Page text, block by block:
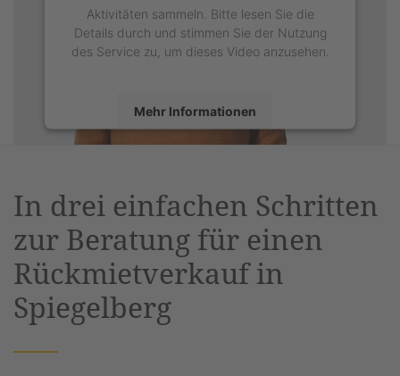
Aktivitäten sammeln. Bitte lesen Sie die
Details durch und stimmen Sie der Nutzung
des Service zu, um dieses Video anzusehen.
Mehr Informationen
Management Platform&eRecht24
In drei einfachen Schritten
zur Beratung für einen
Rückmietverkauf in
Spiegelberg